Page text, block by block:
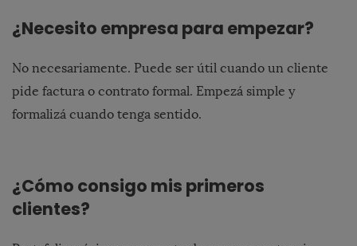
¿Necesito empresa para empezar?
No necesariamente. Puede ser útil cuando un cliente
pide factura o contrato formal. Empezá simple y
formalizá cuando tenga sentido.
¿Cómo consigo mis primeros
clientes?